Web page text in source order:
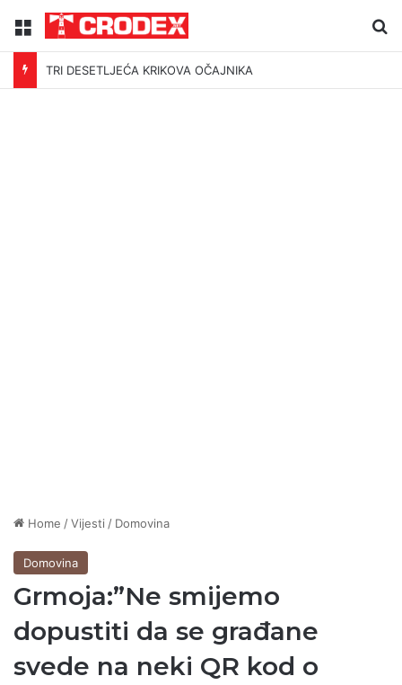
Menu
TRI DESETLJEĆA KRIKOVA OČAJNIKA
Home /Vijesti / Domovina
Domovina
Grmoja:”Ne smijemo
dopustiti da se građane
svede na neki QR kod o